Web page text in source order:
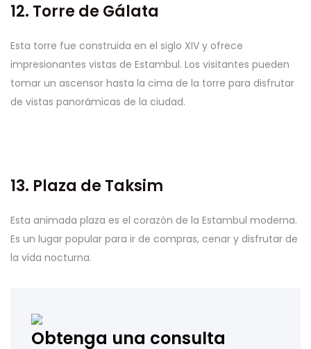
12. Torre de Gálata
Esta torre fue construida en el siglo XIV y ofrece
impresionantes vistas de Estambul. Los visitantes pueden
tomar un ascensor hasta la cima de la torre para disfrutar
de vistas panorámicas de la ciudad.
13. Plaza de Taksim
Esta animada plaza es el corazón de la Estambul moderna.
Es un lugar popular para ir de compras, cenar y disfrutar de
la vida nocturna.
Obtenga una consulta